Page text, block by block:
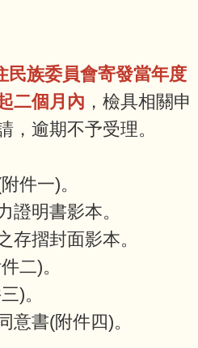
民族委員會寄發當年度
二個月內 ，檢具相關申
，逾期不予受理。
一)。
明書影本。
摺封面影本。
二)。
)。
書(附件四)。